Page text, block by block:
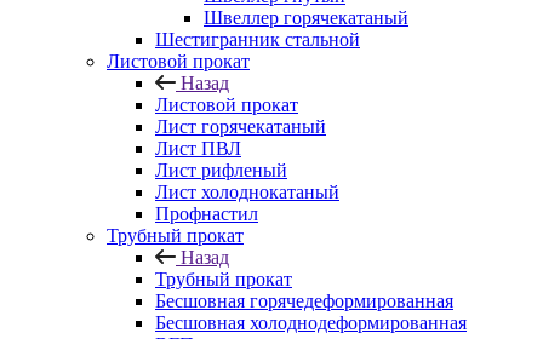
Швеллер горячекатаный
Шестигранник стальной
Листовой прокат
Назад
Листовой прокат
Лист горячекатаный
Лист ПВЛ
Лист рифленый
Лист холоднокатаный
Профнастил
Трубный прокат
Назад
Трубный прокат
Бесшовная горячедеформированная
Бесшовная холоднодеформированная